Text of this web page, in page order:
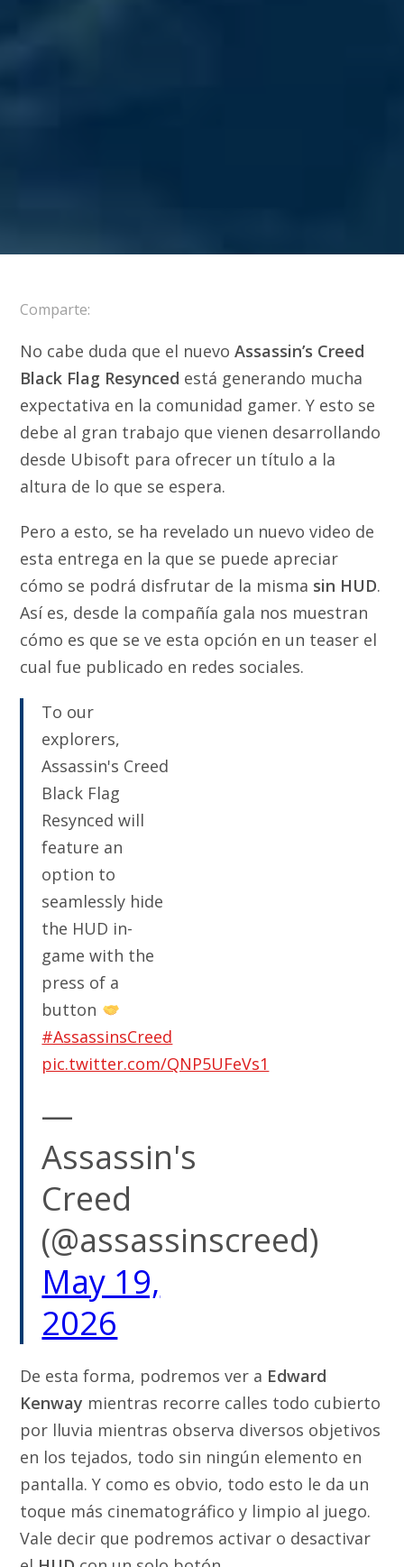
Comparte:
No cabe duda que el nuevoAssassin’s Creed
Black Flag Resynced está generando mucha
expectativa en la comunidad gamer. Y esto se
debe al gran trabajo que vienen desarrollando
desde Ubisoft para ofrecer un título a la
altura de lo que se espera.
Pero a esto, se ha revelado un nuevo video de
esta entrega en la que se puede apreciar
cómo se podrá disfrutar de la misma sin HUD.
Así es, desde la compañía gala nos muestran
cómo es que se ve esta opción en un teaser el
cual fue publicado en redes sociales.
To our
explorers,
Assassin's Creed
Black Flag
Resynced will
feature an
option to
seamlessly hide
the HUD in-
game with the
press of a
button
#AssassinsCreed
pic.twitter.com/QNP5UFeVs1
—
Assassin's
Creed
(@assassinscreed)
May 19,
2026
De esta forma, podremos ver a Edward
Kenway mientras recorre calles todo cubierto
por lluvia mientras observa diversos objetivos
en los tejados, todo sin ningún elemento en
pantalla. Y como es obvio, todo esto le da un
toque más cinematográfico y limpio al juego.
Vale decir que podremos activar o desactivar